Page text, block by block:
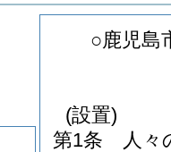
○鹿児島
(設置)
第1条
人々